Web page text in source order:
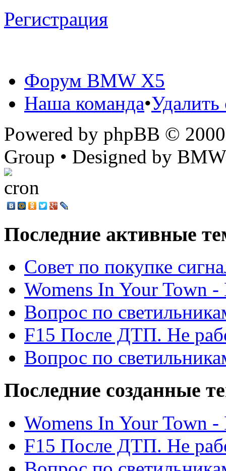
Регистрация
Форум BMW X5
Наша команда•
Powered by phpBB ©
Group • Designed by
Последние активные
Cовет по покупке
Womens In Your Town
Вопрос по
F15 После ДТП. Не
Вопрос по
Последние созданные
Womens In Your Town
F15 После ДТП. Не